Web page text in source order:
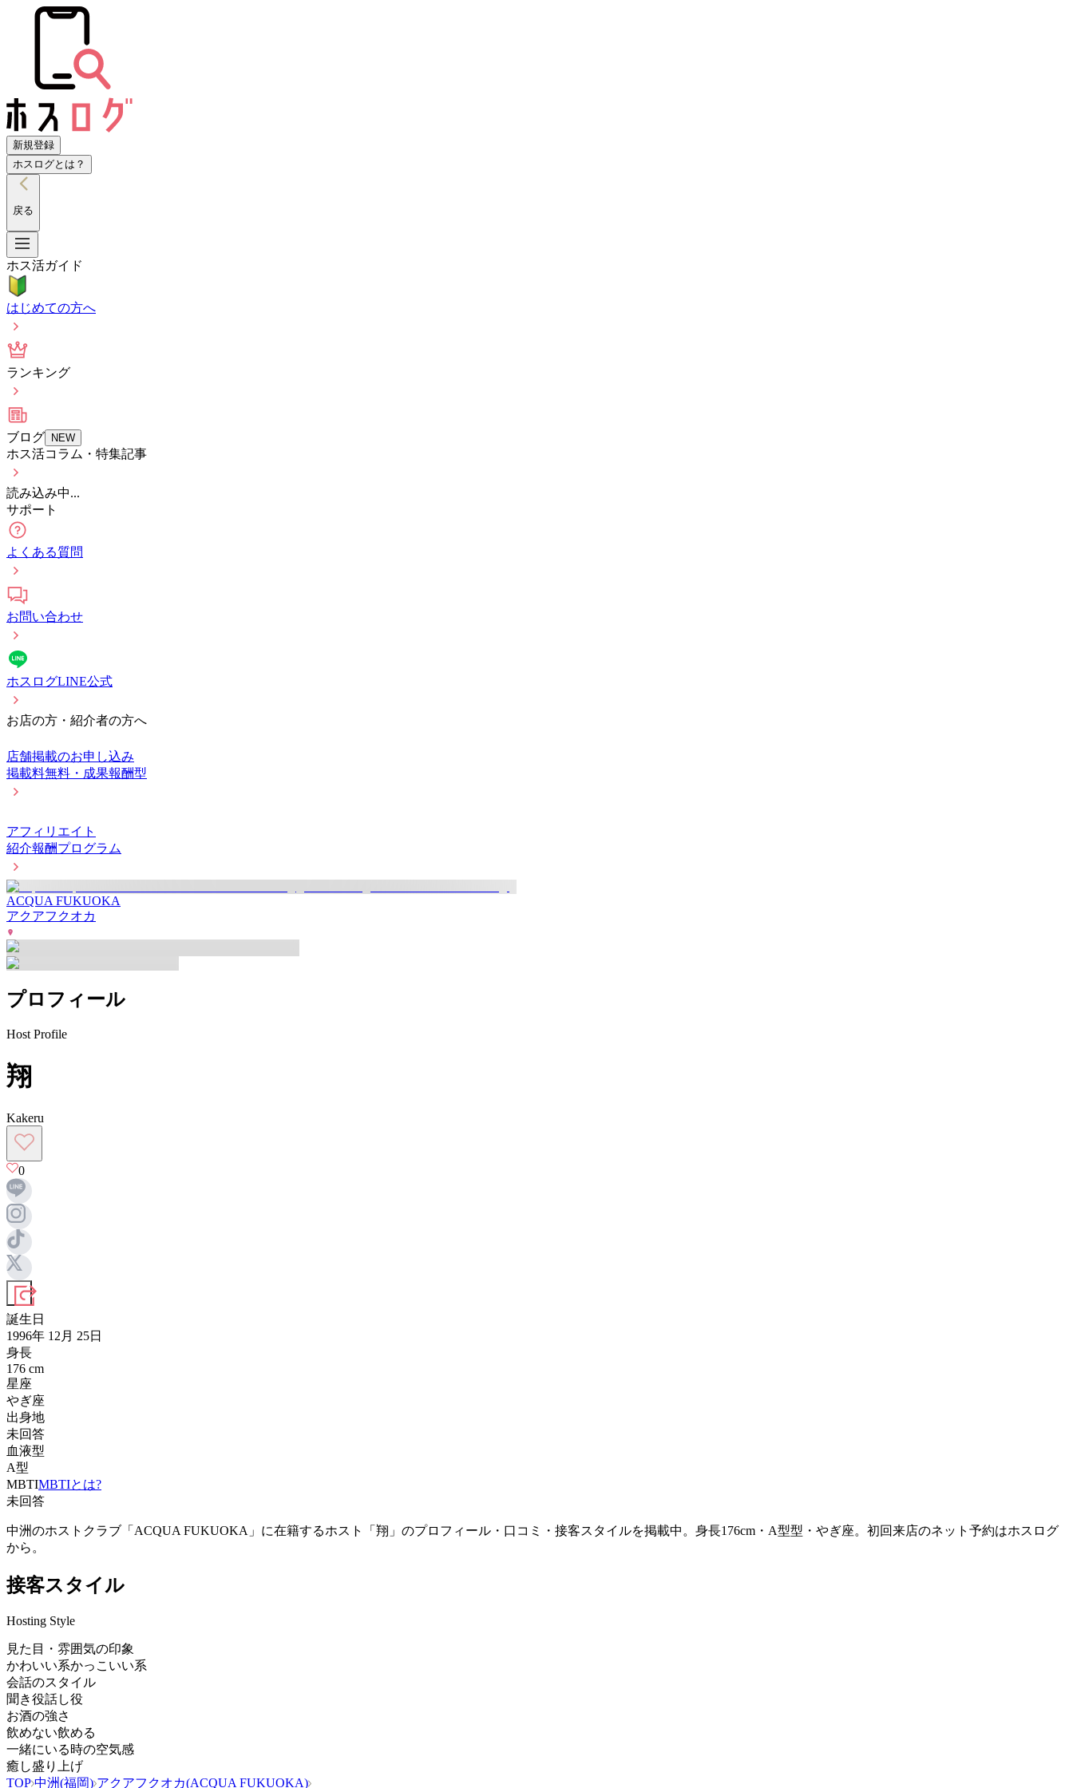
新規登録
ホスログとは？
戻る
ホス活ガイド
はじめての方へ
ランキング
ブログ NEW
ホス活コラム・特集記事
読み込み中...
サポート
よくある質問
お問い合わせ
ホスログLINE公式
お店の方・紹介者の方へ
店舗掲載のお申し込み
掲載料無料・成果報酬型
アフィリエイト
紹介報酬プログラム
ACQUA FUKUOKA
アクアフクオカ
プロフィール
Host Profile
翔
Kakeru
0
誕生日
1996年 12月 25日
身長
176 cm
星座
やぎ座
出身地
未回答
血液型
A型
MBTIMBTIとは?
未回答
中洲のホストクラブ「ACQUA FUKUOKA」に在籍するホスト「翔」のプロフィール・口コミ・接客スタイルを掲載中。身長176cm・A型型・やぎ座。初回来店のネット予約はホスログ
から。
接客スタイル
Hosting Style
見た目・雰囲気の印象
かわいい系かっこいい系
会話のスタイル
聞き役話し役
お酒の強さ
飲めない飲める
一緒にいる時の空気感
癒し盛り上げ
TOP 中洲(福岡) アクアフクオカ(ACQUA FUKUOKA)